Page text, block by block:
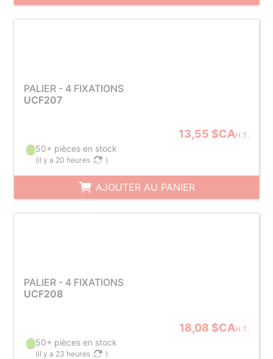
PALIER - 4 FIXATIONS
UCF207
13,55 $CAH.T.
50+ pièces en stock
(il y a 20 heures )
AJOUTER AU PANIER
PALIER - 4 FIXATIONS
UCF208
18,08 $CAH.T.
50+ pièces en stock
(il y a 23 heures )